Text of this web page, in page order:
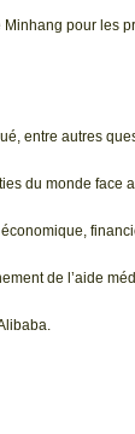
pour les
entre autres
du monde face
de l’aide